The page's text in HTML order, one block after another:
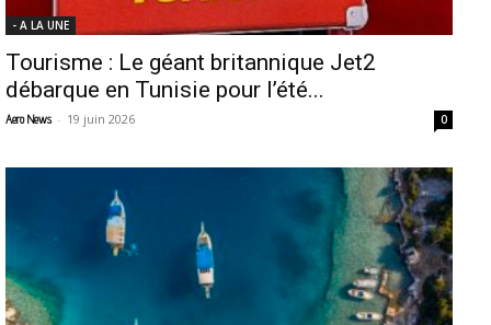
- A LA UNE
Tourisme : Le géant britannique Jet2
débarque en Tunisie pour l’été...
Aero News - 19 juin 2026 0